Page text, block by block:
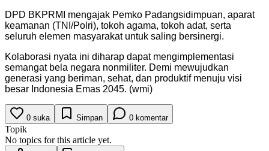
​DPD BKPRMI mengajak Pemko Padangsidimpuan, aparat
keamanan (TNI/Polri), tokoh agama, tokoh adat, serta
seluruh elemen masyarakat untuk saling bersinergi.
Kolaborasi nyata ini diharap dapat mengimplementasi
semangat bela negara nonmiliter. Demi mewujudkan
generasi yang beriman, sehat, dan produktif menuju visi
besar Indonesia Emas 2045. (wmi)
0 suka Simpan 0 komentar
Topik
No topics for this article yet.